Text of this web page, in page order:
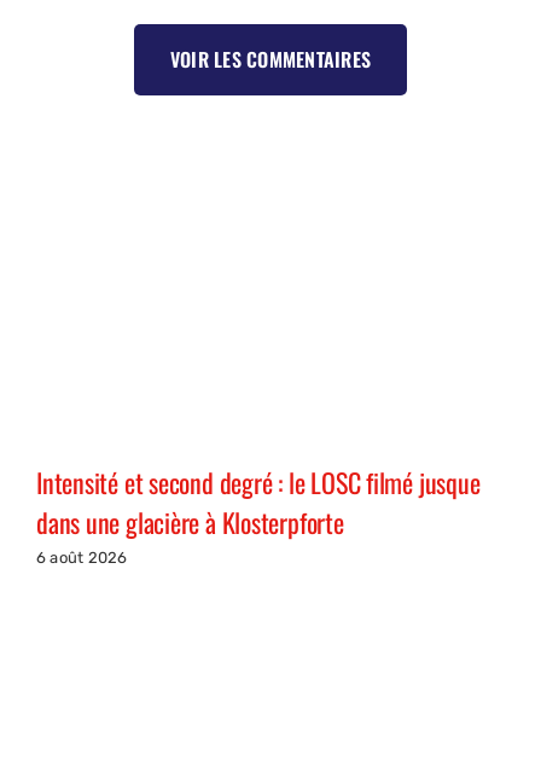
VOIR LES COMMENTAIRES
Intensité et second degré : le LOSC filmé jusque
dans une glacière à Klosterpforte
6 août 2026